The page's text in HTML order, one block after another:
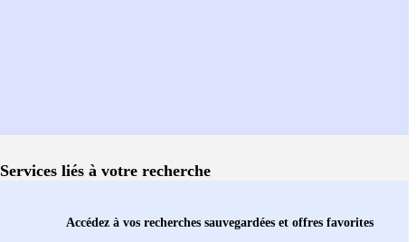
Services liés à votre recherche
Accédez à vos recherches sauvegardées et offres favorites